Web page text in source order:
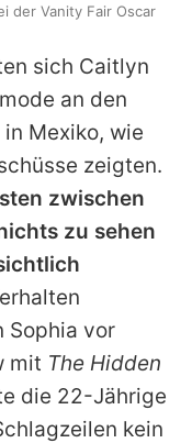
sich Caitlyn
an den
Mexiko, wie
zeigten.
zwischen
zu sehen
Sophia vor
mit The Hidden
die 22-Jährige
kein
der Vanity Fair Oscar